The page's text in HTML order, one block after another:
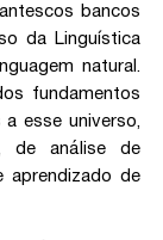
bancos
da Linguística
natural.
fundamentos
esse universo,
de análise de
aprendizado de